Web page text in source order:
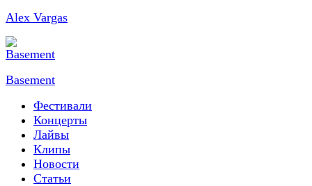
Alex Vargas
Basement
Фестивали
Концерты
Лайвы
Клипы
Новости
Статьи